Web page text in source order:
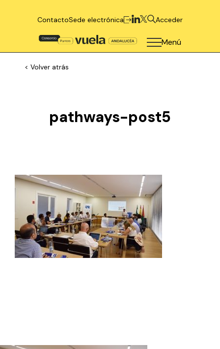
ContactoSede electrónica Acceder
Menú
< Volver atrás
pathways-post5